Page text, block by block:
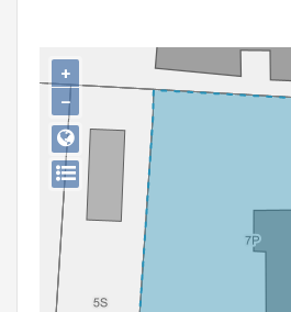
Gebeurtenis
Persoon of collectief
Downloads
Hergebruik
Aanmelden
+
−